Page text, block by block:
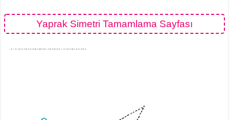
Yaprak Simetri Tamamlama Sayfası